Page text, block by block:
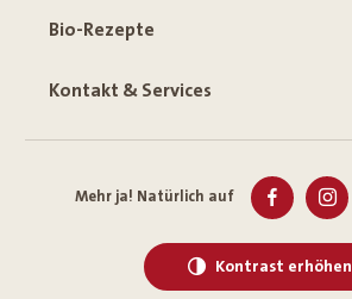
Bio-Rezepte
Kontakt & Services
Mehr ja! Natürlich auf
Kontrast erhöhen